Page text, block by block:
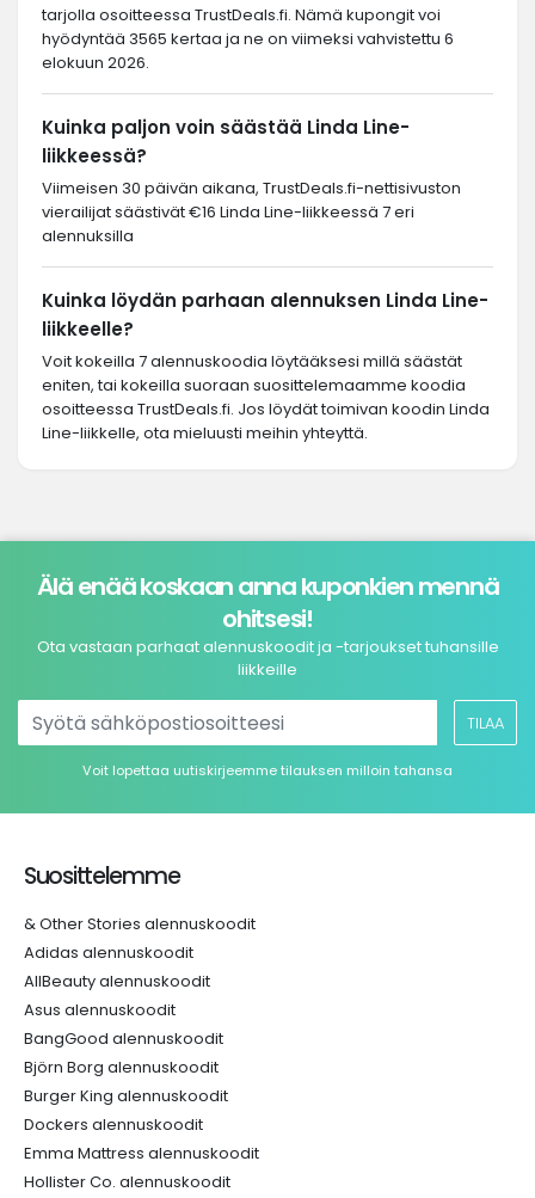
tarjolla osoitteessa TrustDeals.fi. Nämä kupongit voi
hyödyntää 3565 kertaa ja ne on viimeksi vahvistettu 6
elokuun 2026.
Kuinka paljon voin säästää Linda Line-
liikkeessä?
Viimeisen 30 päivän aikana, TrustDeals.fi-nettisivuston
vierailijat säästivät €16 Linda Line-liikkeessä 7 eri
alennuksilla
Kuinka löydän parhaan alennuksen Linda Line-
liikkeelle?
Voit kokeilla 7 alennuskoodia löytääksesi millä säästät
eniten, tai kokeilla suoraan suosittelemaamme koodia
osoitteessa TrustDeals.fi. Jos löydät toimivan koodin Linda
Line-liikkelle, ota mieluusti meihin yhteyttä.
Älä enää koskaan anna kuponkien mennä
ohitsesi!
Ota vastaan parhaat alennuskoodit ja -tarjoukset tuhansille
liikkeille
TILAA
Voit lopettaa uutiskirjeemme tilauksen milloin tahansa
Suosittelemme
& Other Stories alennuskoodit
Adidas alennuskoodit
AllBeauty alennuskoodit
Asus alennuskoodit
BangGood alennuskoodit
Björn Borg alennuskoodit
Burger King alennuskoodit
Dockers alennuskoodit
Emma Mattress alennuskoodit
Hollister Co. alennuskoodit